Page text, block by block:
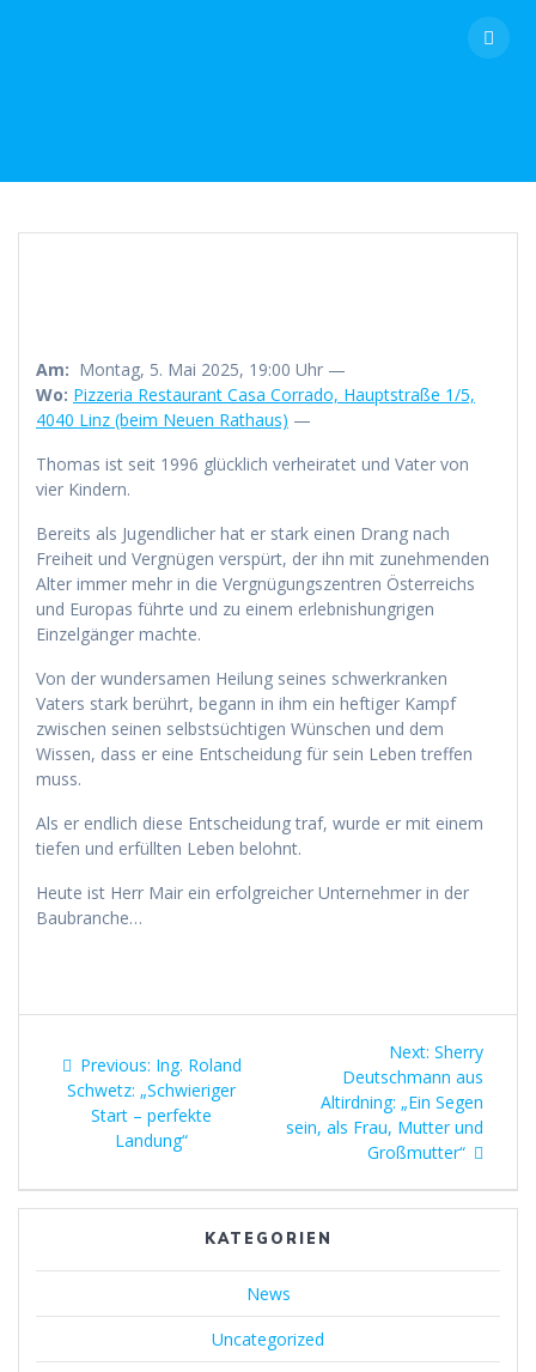
Am: Montag, 5. Mai 2025, 19:00 Uhr —
Wo: Pizzeria Restaurant Casa Corrado, Hauptstraße 1/5,
4040 Linz (beim Neuen Rathaus) —
Thomas ist seit 1996 glücklich verheiratet und Vater von
vier Kindern.
Bereits als Jugendlicher hat er stark einen Drang nach
Freiheit und Vergnügen verspürt, der ihn mit zunehmenden
Alter immer mehr in die Vergnügungszentren Österreichs
und Europas führte und zu einem erlebnishungrigen
Einzelgänger machte.
Von der wundersamen Heilung seines schwerkranken
Vaters stark berührt, begann in ihm ein heftiger Kampf
zwischen seinen selbstsüchtigen Wünschen und dem
Wissen, dass er eine Entscheidung für sein Leben treffen
muss.
Als er endlich diese Entscheidung traf, wurde er mit einem
tiefen und erfüllten Leben belohnt.
Heute ist Herr Mair ein erfolgreicher Unternehmer in der
Baubranche…
Previous: Previous
post:
Ing. Roland
Schwetz: „Schwieriger
Start – perfekte
Landung“
Next: Next
post:
Sherry
Deutschmann aus
Altirdning: „Ein Segen
sein, als Frau, Mutter und
Großmutter“
KATEGORIEN
News
Uncategorized